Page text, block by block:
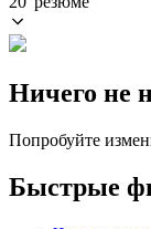
Ничего не
Попробуйте
Быстрые